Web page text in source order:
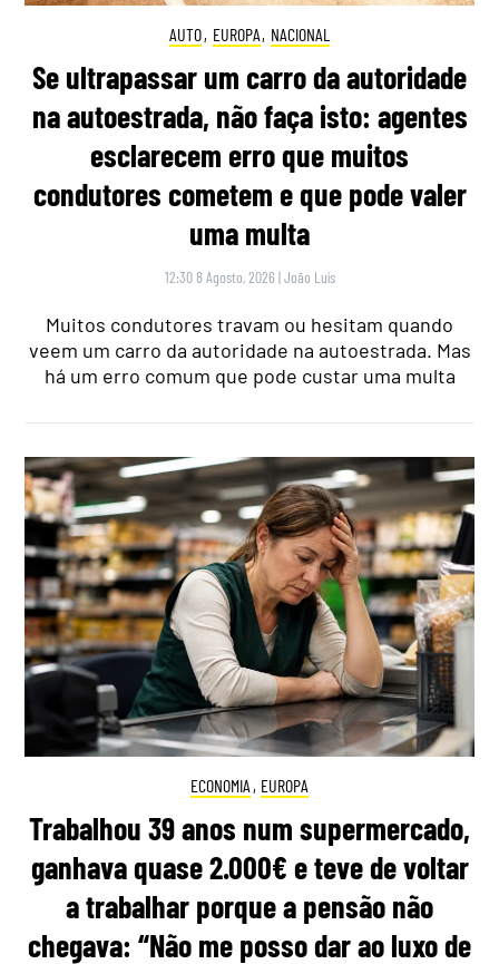
AUTO, EUROPA, NACIONAL
Se ultrapassar um carro da autoridade
na autoestrada, não faça isto: agentes
esclarecem erro que muitos
condutores cometem e que pode valer
uma multa
12:30 8 Agosto, 2026 |João Luís
Muitos condutores travam ou hesitam quando
veem um carro da autoridade na autoestrada. Mas
há um erro comum que pode custar uma multa
ECONOMIA , EUROPA
Trabalhou 39 anos num supermercado,
ganhava quase 2.000€ e teve de voltar
a trabalhar porque a pensão não
chegava: “Não me posso dar ao luxo de